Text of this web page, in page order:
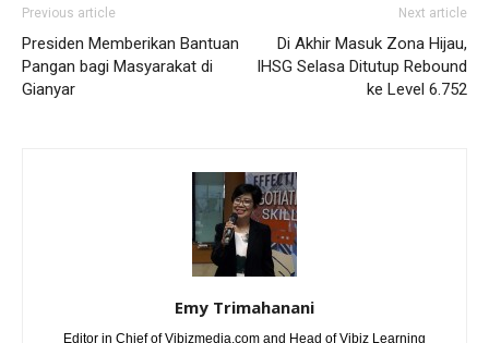
Previous article
Presiden Memberikan Bantuan
Pangan bagi Masyarakat di
Gianyar
Next article
Di Akhir Masuk Zona Hijau,
IHSG Selasa Ditutup Rebound
ke Level 6.752
Emy Trimahanani
Editor in Chief of Vibizmedia.com and Head of Vibiz Learning